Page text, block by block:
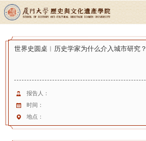
世界史圆桌︱历史学家为什么介入城市研究？
报告人：
时间：
地点：